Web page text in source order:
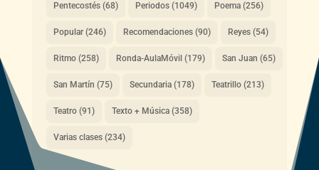
Pentecostés(68) Periodos(1049) Poema(256)
Popular(246) Recomendaciones(90) Reyes(54)
Ritmo(258) Ronda-AulaMóvil (179) San Juan (65)
San Martín (75) Secundaria(178) Teatrillo(213)
Teatro(91) Texto + Música(358)
Varias clases(234)